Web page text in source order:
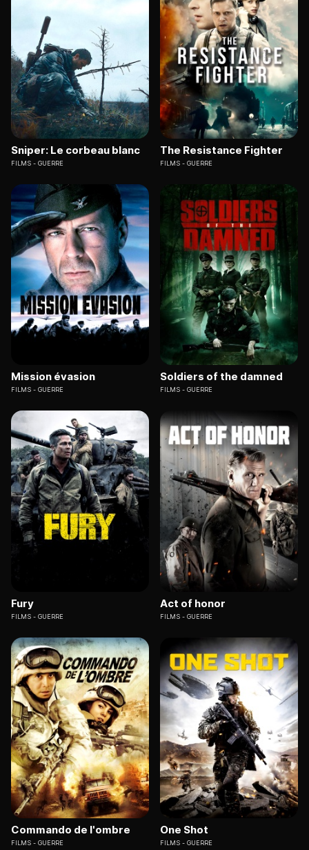
Sniper: Le corbeau blanc
FILMS GUERRE
The Resistance Fighter
FILMS GUERRE
Mission évasion
FILMS GUERRE
Soldiers of the damned
FILMS GUERRE
Fury
FILMS GUERRE
Act of honor
FILMS GUERRE
Commando de l'ombre
FILMS GUERRE
One Shot
FILMS GUERRE